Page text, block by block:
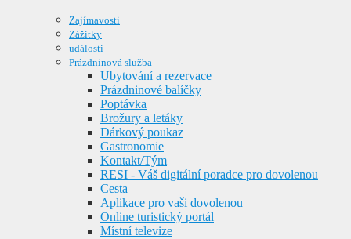
Zajímavosti
Zážitky
události
Prázdninová služba
Ubytování a rezervace
Prázdninové balíčky
Poptávka
Brožury a letáky
Dárkový poukaz
Gastronomie
Kontakt/Tým
RESI - Váš digitální poradce pro dovolenou
Cesta
Aplikace pro vaši dovolenou
Online turistický portál
Místní televize